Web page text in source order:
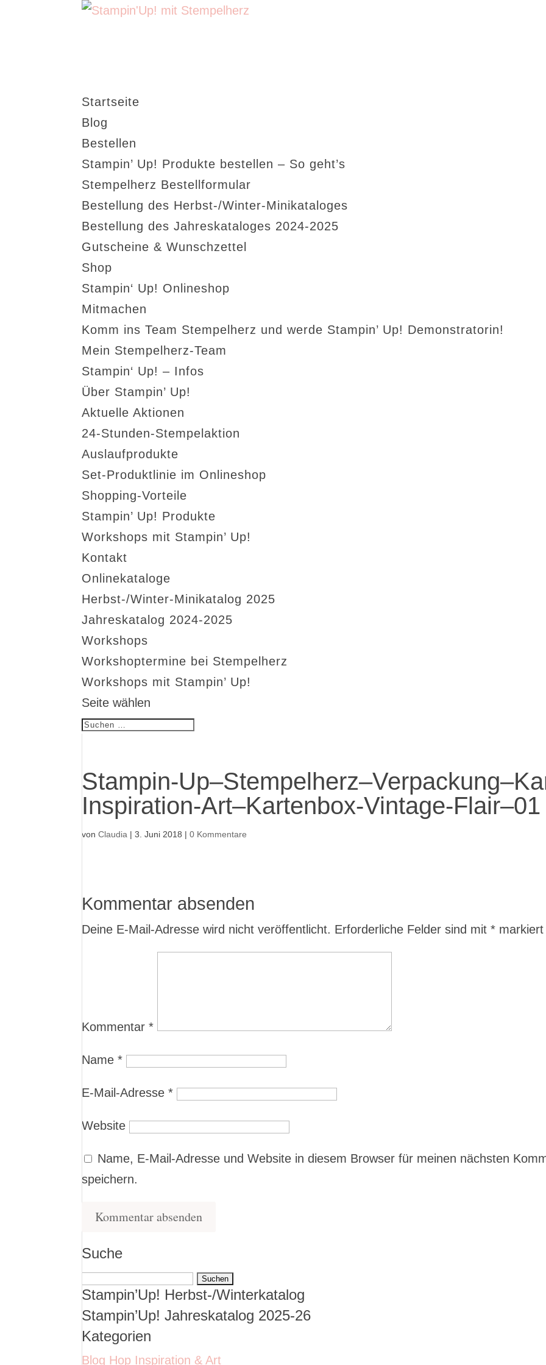
Startseite
Blog
Bestellen
Stampin’ Up! Produkte bestellen – So geht’s
Stempelherz Bestellformular
Bestellung des Herbst-/Winter-Minikataloges
Bestellung des Jahreskataloges 2024-2025
Gutscheine & Wunschzettel
Shop
Stampin‘ Up! Onlineshop
Mitmachen
Komm ins Team Stempelherz und werde Stampin’ Up! Demonstratorin!
Mein Stempelherz-Team
Stampin‘ Up! – Infos
Über Stampin’ Up!
Aktuelle Aktionen
24-Stunden-Stempelaktion
Auslaufprodukte
Set-Produktlinie im Onlineshop
Shopping-Vorteile
Stampin’ Up! Produkte
Workshops mit Stampin’ Up!
Kontakt
Onlinekataloge
Herbst-/Winter-Minikatalog 2025
Jahreskatalog 2024-2025
Workshops
Workshoptermine bei Stempelherz
Workshops mit Stampin’ Up!
Seite wählen
Stampin-
Inspiration-Art–Kartenbox-Vintage-Flair–01
vonClaudia |3. Juni 2018 |0 Kommentare
Kommentar absenden
Deine E-Mail-Adresse wird nicht veröffentlicht. Erforderliche Felder sind mit* markiert
Kommentar*
Name*
E-Mail-Adresse*
Website
Name, E-Mail-Adresse und Website in diesem Browser für meinen nächsten
speichern.
Suche
Suchen
nach:
Stampin’Up! Herbst-/Winterkatalog
Stampin’Up! Jahreskatalog 2025-26
Kategorien
Blog Hop Inspiration & Art